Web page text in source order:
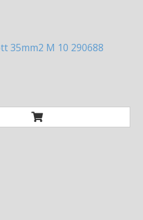
35mm2 M 10 290688